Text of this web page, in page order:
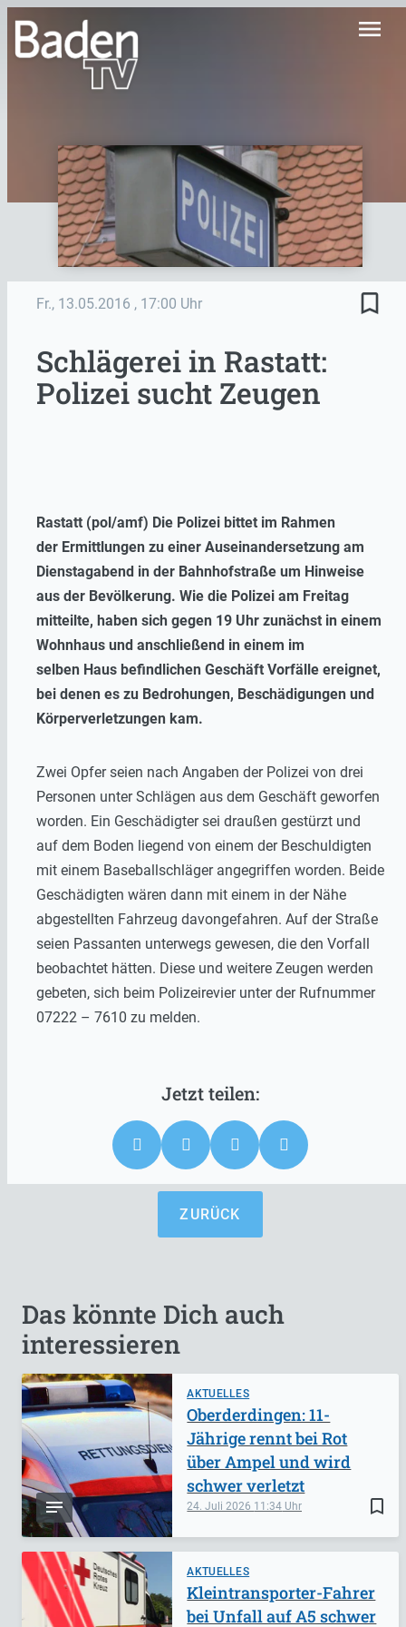
menu
Fr., 13.05.2016 , 17:00 Uhr bookmark_border
Schlägerei in Rastatt:
Polizei sucht Zeugen
Rastatt (pol/amf) Die Polizei bittet im Rahmen
der Ermittlungen zu einer Auseinandersetzung am
Dienstagabend in der Bahnhofstraße um Hinweise
aus der Bevölkerung. Wie die Polizei am Freitag
mitteilte, haben sich gegen 19 Uhr zunächst in einem
Wohnhaus und anschließend in einem im
selben Haus befindlichen Geschäft Vorfälle ereignet,
bei denen es zu Bedrohungen, Beschädigungen und
Körperverletzungen kam.
Zwei Opfer seien nach Angaben der Polizei von drei
Personen unter Schlägen aus dem Geschäft geworfen
worden. Ein Geschädigter sei draußen gestürzt und
auf dem Boden liegend von einem der Beschuldigten
mit einem Baseballschläger angegriffen worden. Beide
Geschädigten wären dann mit einem in der Nähe
abgestellten Fahrzeug davongefahren. Auf der Straße
seien Passanten unterwegs gewesen, die den Vorfall
beobachtet hätten. Diese und weitere Zeugen werden
gebeten, sich beim Polizeirevier unter der Rufnummer
07222 – 7610 zu melden.
ZURÜCK
Das könnte Dich auch
interessieren
AKTUELLES
bookmark_border
24. Juli 2026 11:34
Oberderdingen: 11-
Jährige rennt bei Rot
über Ampel und wird
schwer verletzt
AKTUELLES
Kleintransporter-Fahrer
bei Unfall auf A5 schwer